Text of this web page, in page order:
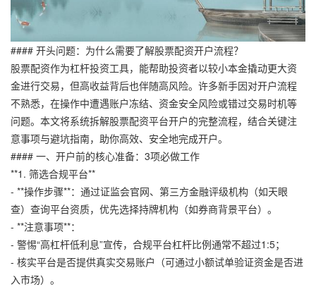
#### 开头问题：为什么需要了解股票配资开户流程？
股票配资作为杠杆投资工具，能帮助投资者以较小本金撬动更大资
金进行交易，但高收益背后也伴随高风险。许多新手因对开户流程
不熟悉，在操作中遭遇账户冻结、资金安全风险或错过交易时机等
问题。本文将系统拆解股票配资平台开户的完整流程，结合关键注
意事项与避坑指南，助你高效、安全地完成开户。
#### 一、开户前的核心准备：3项必做工作
**1. 筛选合规平台**
- **操作步骤**：通过证监会官网、第三方金融评级机构（如天眼
查）查询平台资质，优先选择持牌机构（如券商背景平台）。
- **注意事项**：
- 警惕“高杠杆低利息”宣传，合规平台杠杆比例通常不超过1:5；
- 核实平台是否提供真实交易账户（可通过小额试单验证资金是否进
入市场）。